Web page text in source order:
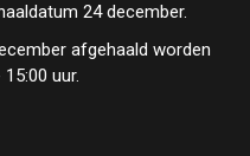
24 december.
afgehaald worden
uur.